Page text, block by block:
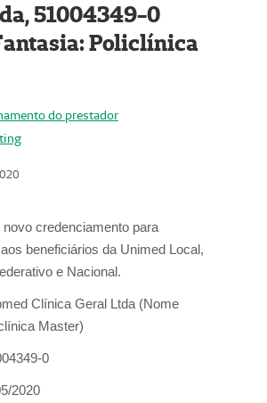
51004349-0
Policlínica
do prestador
novo credenciamento para
beneficiários da Unimed Local,
e Nacional.
Clínica Geral Ltda (Nome
Master)
0
2020